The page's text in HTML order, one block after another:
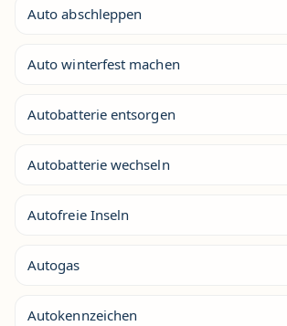
Auto abschleppen
Auto winterfest machen
Autobatterie entsorgen
Autobatterie wechseln
Autofreie Inseln
Autogas
Autokennzeichen